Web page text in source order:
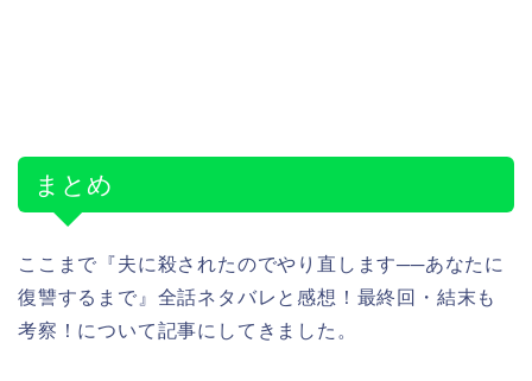
まとめ
ここまで『夫に殺されたのでやり直します──あなたに
復讐するまで』全話ネタバレと感想！最終回・結末も
考察！について記事にしてきました。